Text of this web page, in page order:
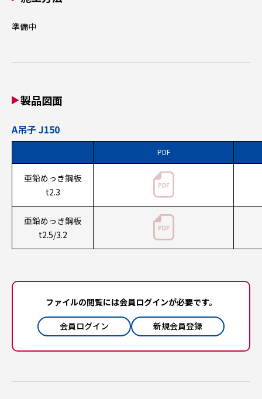
準備中
製品図面
A吊子 J150
PDF
亜鉛めっき鋼板
t2.3
亜鉛めっき鋼板
t2.5/3.2
ファイルの閲覧には会員ログインが必要です。
会員ログイン 新規会員登録